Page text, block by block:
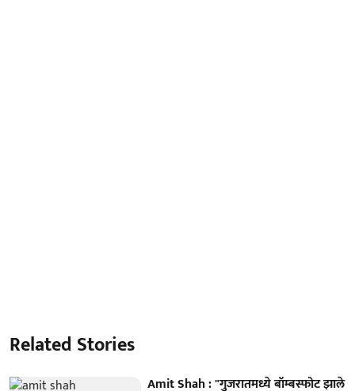
Related Stories
Amit Shah : "गुजरातमध्ये बॉम्बस्फोट झाले